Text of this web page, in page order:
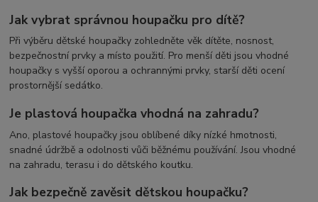
Jak vybrat správnou houpačku pro dítě?
Při výběru dětské houpačky zohledněte věk dítěte, nosnost,
bezpečnostní prvky a místo použití. Pro menší děti jsou vhodné
houpačky s vyšší oporou a ochrannými prvky, starší děti ocení
prostornější sedátko.
Je plastová houpačka vhodná na zahradu?
Ano, plastové houpačky jsou oblíbené díky nízké hmotnosti,
snadné údržbě a odolnosti vůči běžnému používání. Jsou vhodné
na zahradu, terasu i do dětského koutku.
Jak bezpečně zavěsit dětskou houpačku?